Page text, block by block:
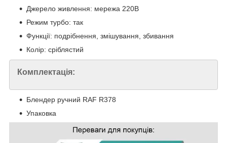
Джерело живлення: мережа 220В
Режим турбо: так
Функції: подрібнення, змішування, збивання
Колір: сріблястий
Комплектація:
Блендер ручний RAF R378
Упаковка